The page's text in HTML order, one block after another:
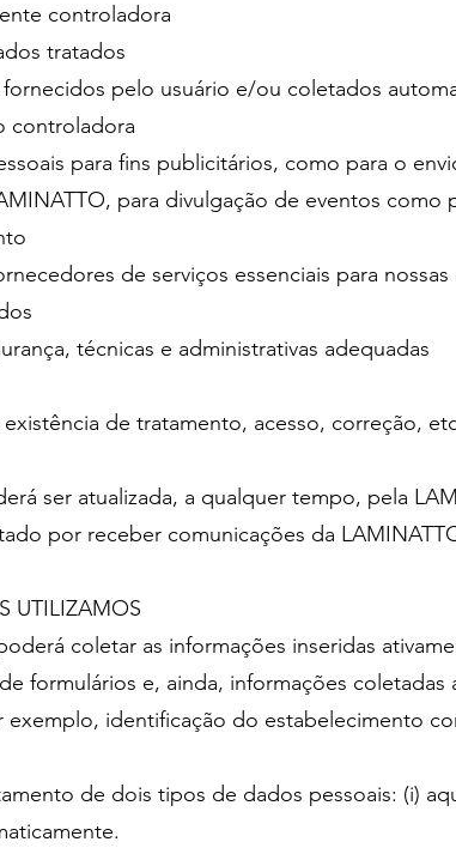
controladora
tratados
fornecidos pelo usuário e/ou coletados
controladora
para fins publicitários, como para o
para divulgação de eventos
de serviços essenciais para nossas
técnicas e administrativas adequadas
de tratamento, acesso, correção,
ser atualizada, a qualquer tempo, pela
por receber comunicações da
UTILIZAMOS
coletar as informações inseridas
formulários e, ainda, informações
identificação do estabelecimento
de dois tipos de dados pessoais: (i)